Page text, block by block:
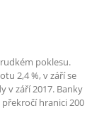
poklesu.
2,4 %, v září se
v září 2017. Banky
hranici 200